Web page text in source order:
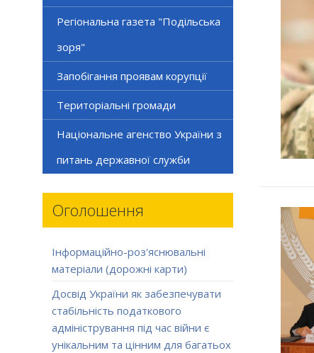
Регіональна газета "Подільська
зоря"
Запобігання проявам корупції
Територіальні громади
Національне агенство України з
питань державної служби
Оголошення
Інформаційно-роз'яснювальні
матеріали (дорожні карти)
Досвід України як забезпечувати
стабільність податкового
адміністрування під час війни є
унікальним та цінним для багатьох